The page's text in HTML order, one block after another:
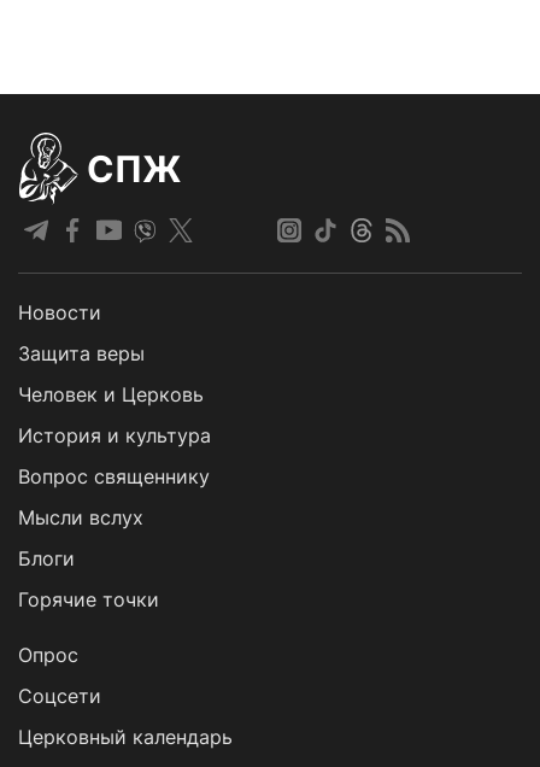
СПЖ
Новости
Защита веры
Человек и Церковь
История и культура
Вопрос священнику
Мысли вслух
Блоги
Горячие точки
Опрос
Cоцсети
Церковный календарь